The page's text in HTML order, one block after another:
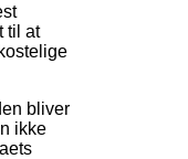
til at
bliver
ikke